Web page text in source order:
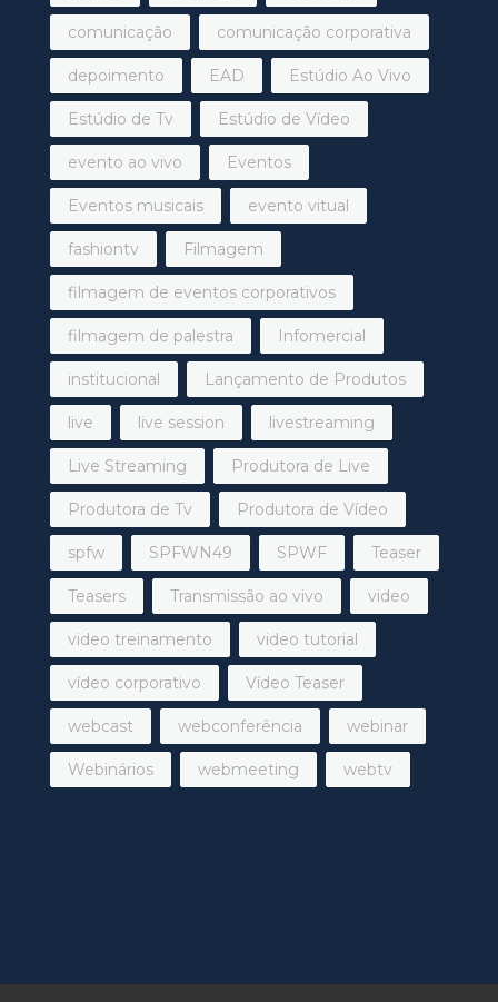
comunicação comunicação corporativa
depoimento EAD Estúdio Ao Vivo
Estúdio de Tv Estúdio de Vídeo
evento ao vivo Eventos
Eventos musicais evento vitual
fashiontv Filmagem
filmagem de eventos corporativos
filmagem de palestra Infomercial
institucional Lançamento de Produtos
live live session livestreaming
Live Streaming Produtora de Live
Produtora de Tv Produtora de Vídeo
spfw SPFWN49 SPWF Teaser
Teasers Transmissão ao vivo video
video treinamento video tutorial
vídeo corporativo Vídeo Teaser
webcast webconferência webinar
Webinários webmeeting webtv